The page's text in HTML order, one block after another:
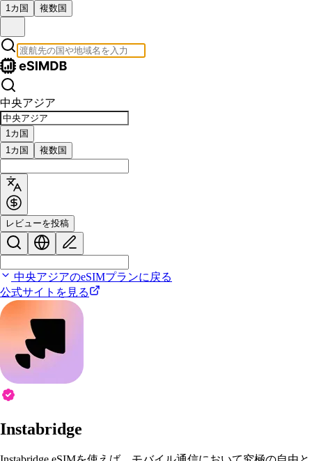
1カ国 複数国
中央アジア
1カ国
1カ国
複数国
レビューを投稿
中央アジアのeSIMプランに戻る
公式サイトを見る
Instabridge